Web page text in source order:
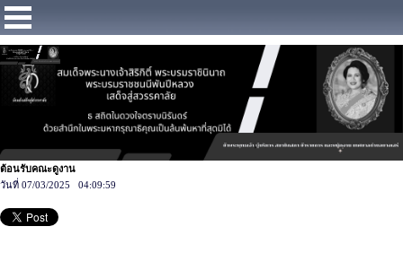
ต้อนรับคณะดูงาน
วันที่ 07/03/2025 04:09:59